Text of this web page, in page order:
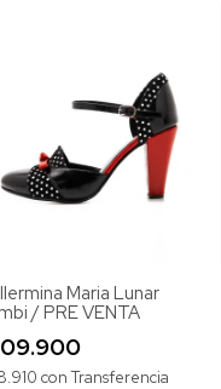
Maria Lunar
/ PRE VENTA
con Transferencia